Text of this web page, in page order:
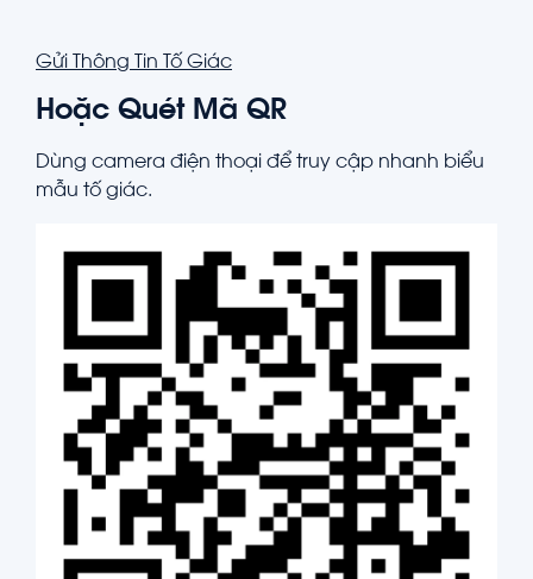
Gửi Thông Tin Tố Giác
Hoặc Quét Mã QR
Dùng camera điện thoại để truy cập nhanh biểu
mẫu tố giác.